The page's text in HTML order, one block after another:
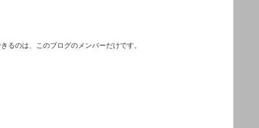
るのは、このブログのメンバーだけです。